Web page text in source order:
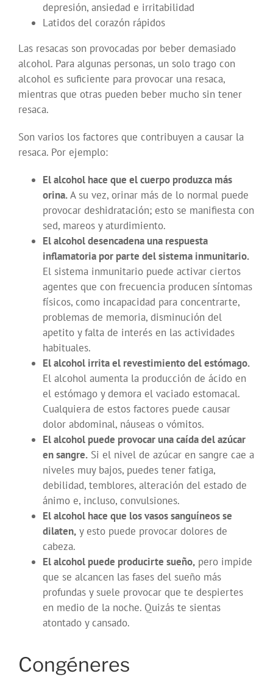
depresión, ansiedad e irritabilidad
Latidos del corazón rápidos
Las resacas son provocadas por beber demasiado
alcohol. Para algunas personas, un solo trago con
alcohol es suficiente para provocar una resaca,
mientras que otras pueden beber mucho sin tener
resaca.
Son varios los factores que contribuyen a causar la
resaca. Por ejemplo:
El alcohol hace que el cuerpo produzca más
orina.A su vez, orinar más de lo normal puede
provocar deshidratación; esto se manifiesta con
sed, mareos y aturdimiento.
El alcohol desencadena una respuesta
inflamatoria por parte del sistema inmunitario.
El sistema inmunitario puede activar ciertos
agentes que con frecuencia producen síntomas
físicos, como incapacidad para concentrarte,
problemas de memoria, disminución del
apetito y falta de interés en las actividades
habituales.
El alcohol irrita el revestimiento del estómago.
El alcohol aumenta la producción de ácido en
el estómago y demora el vaciado estomacal.
Cualquiera de estos factores puede causar
dolor abdominal, náuseas o vómitos.
El alcohol puede provocar una caída del azúcar
en sangre. Si el nivel de azúcar en sangre cae a
niveles muy bajos, puedes tener fatiga,
debilidad, temblores, alteración del estado de
ánimo e, incluso, convulsiones.
El alcohol hace que los vasos sanguíneos se
dilaten, y esto puede provocar dolores de
cabeza.
El alcohol puede producirte sueño, pero impide
que se alcancen las fases del sueño más
profundas y suele provocar que te despiertes
en medio de la noche. Quizás te sientas
atontado y cansado.
Congéneres